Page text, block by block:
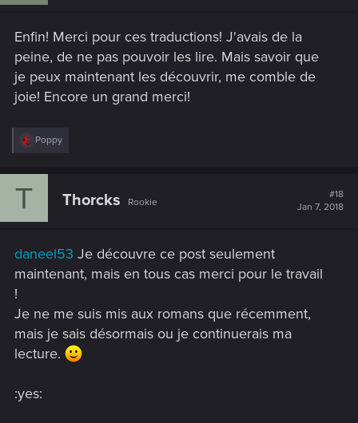
:
Enfin! Merci pour ces traductions! J'avais de la
peine, de ne pas pouvoir les lire. Mais savoir que
je peux maintenant les découvrir, me comble de
joie! Encore un grand merci!
R
c
:
Poppy
T Thorcks Rookie
#18
Jan 7, 2018
daneel53 Je découvre ce post seulement
maintenant, mais en tous cas merci pour le travail
!
Je ne me suis mis aux romans que récemment,
mais je sais désormais ou je continuerais ma
lecture.
:yes: